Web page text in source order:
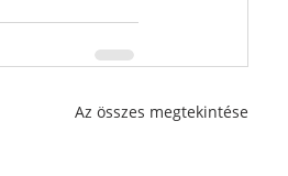
Az összes megtekintése